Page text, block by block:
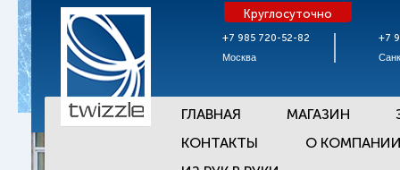
+7 985 720-52-82
Москва
Круглосуточно
+7
ГЛАВНАЯ МАГАЗИН
КОНТАКТЫ
О